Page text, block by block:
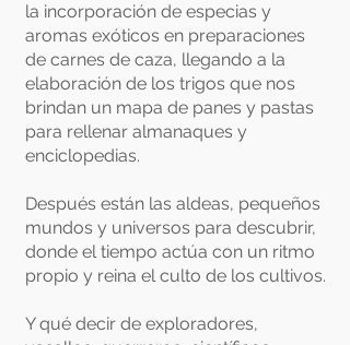
la incorporación de especias y
aromas exóticos en preparaciones
de carnes de caza, llegando a la
elaboración de los trigos que nos
brindan un mapa de panes y pastas
para rellenar almanaques y
enciclopedias.
Después están las aldeas, pequeños
mundos y universos para descubrir,
donde el tiempo actúa con un ritmo
propio y reina el culto de los cultivos.
Y qué decir de exploradores,